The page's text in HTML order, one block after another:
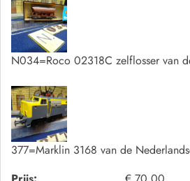
N034=Roco 02318C zelflosser van
377=Marklin 3168 van de